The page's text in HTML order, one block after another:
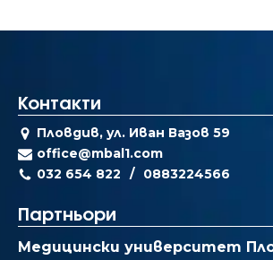
Контакти
Пловдив, ул. Иван Вазов 59
office@mbal1.com
032 654 822
0883224566
Партньори
Медицински университет